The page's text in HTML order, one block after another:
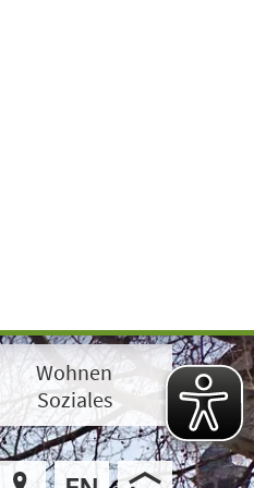
Wohnen
Soziales